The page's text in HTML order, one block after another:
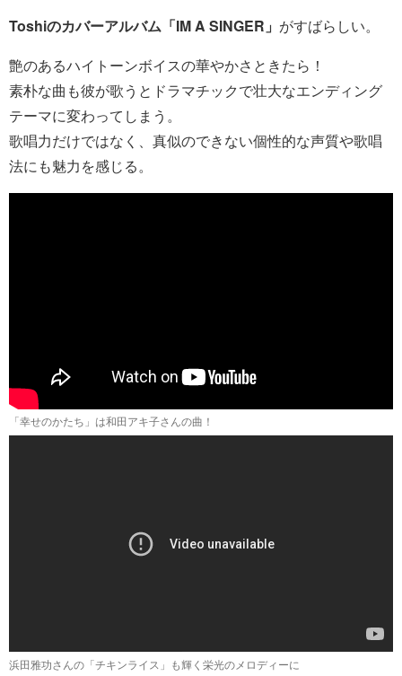
Toshiのカバーアルバム「IM A SINGER」 がすばらしい。
艶のあるハイトーンボイスの華やかさときたら！
素朴な曲も彼が歌うとドラマチックで壮大なエンディング
テーマに変わってしまう。
歌唱力だけではなく、真似のできない個性的な声質や歌唱
法にも魅力を感じる。
「幸せのかたち」は和田アキ子さんの曲！
浜田雅功さんの「チキンライス」も輝く栄光のメロディーに